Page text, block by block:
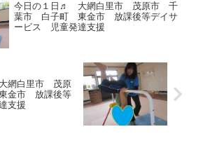
今日の１日♬ 大網白里市 茂原市 千
葉市 白子町 東金市 放課後等デイサ
ービス 児童発達支援
網白里市 茂原
金市 放課後等
支援